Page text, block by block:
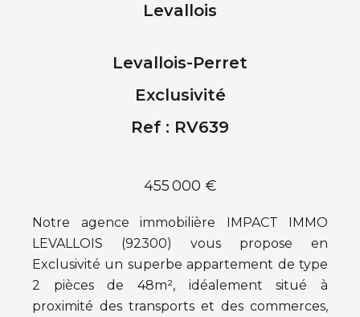
Levallois
Levallois-Perret
Exclusivité
Ref : RV639
455 000 €
Notre agence immobilière IMPACT IMMO
LEVALLOIS (92300) vous propose en
Exclusivité un superbe appartement de type
2 pièces de 48m², idéalement situé à
proximité des transports et des commerces,